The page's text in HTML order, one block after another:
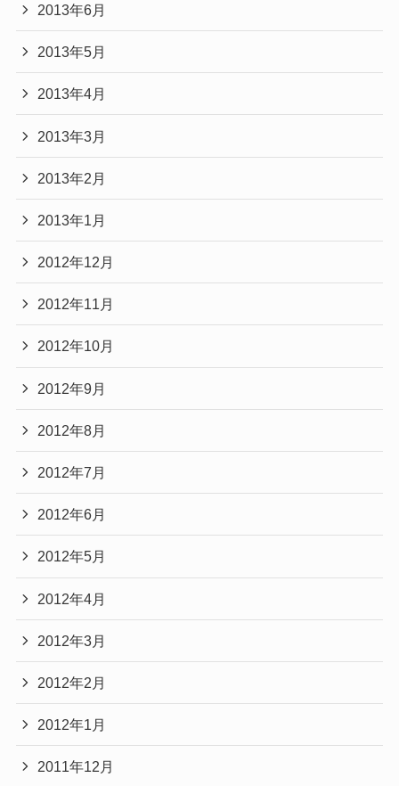
2013年6月
2013年5月
2013年4月
2013年3月
2013年2月
2013年1月
2012年12月
2012年11月
2012年10月
2012年9月
2012年8月
2012年7月
2012年6月
2012年5月
2012年4月
2012年3月
2012年2月
2012年1月
2011年12月